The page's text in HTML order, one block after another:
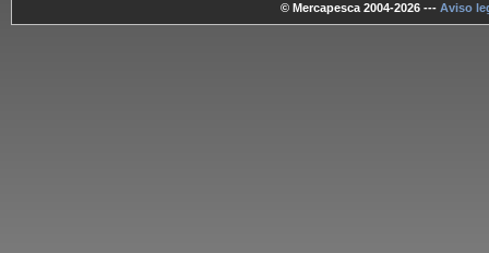
© Mercapesca 2004-2026 --- Aviso